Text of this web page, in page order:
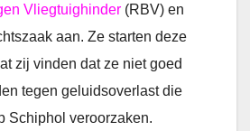
Vliegtuighinder (RBV) en
aan. Ze starten deze
zij vinden dat ze niet goed
tegen geluidsoverlast die
Schiphol veroorzaken.